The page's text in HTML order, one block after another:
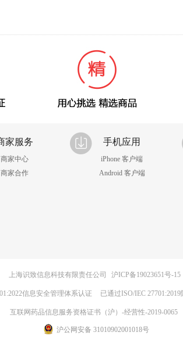
家服务
商家中心
商家合作
手机应用
iPhone 客户端
Android 客户端
上海识致信息科技有限责任公司 沪ICP备19023651号-15
信息安全管理体系认证 已通过ISO/IEC
互联网药品信息服务资格证书（沪）-经营性-2019-0065
沪公网安备 31010902001018号